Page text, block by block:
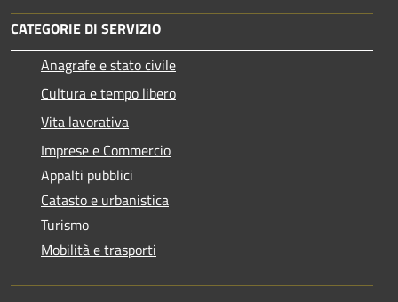
CATEGORIE DI SERVIZIO
Anagrafe e stato civile
Cultura e tempo libero
Vita lavorativa
Imprese e Commercio
Appalti pubblici
Catasto e urbanistica
Turismo
Mobilità e trasporti